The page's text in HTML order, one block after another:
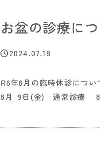
お盆の診療に
2024.07.18
R6年8月の臨時休診につい
8月 9日(金) 通常診療